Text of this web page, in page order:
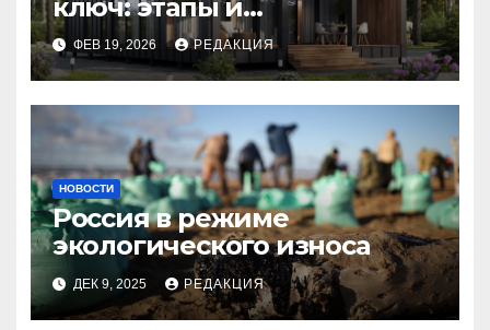
ключ: этапы и
планирование бюджета
ФЕВ 19, 2026 РЕДАКЦИЯ
НОВОСТИ
Россия в режиме
экологического износа
ДЕК 9, 2025 РЕДАКЦИЯ